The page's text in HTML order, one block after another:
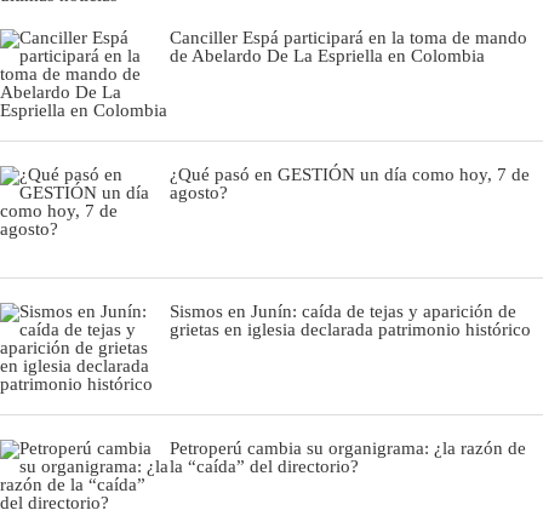
Canciller Espá participará en la toma de mando
de Abelardo De La Espriella en Colombia
¿Qué pasó en GESTIÓN un día como hoy, 7 de
agosto?
Sismos en Junín: caída de tejas y aparición de
grietas en iglesia declarada patrimonio histórico
Petroperú cambia su organigrama: ¿la razón de
la “caída” del directorio?